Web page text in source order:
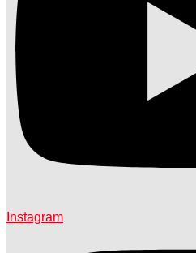
Instagram